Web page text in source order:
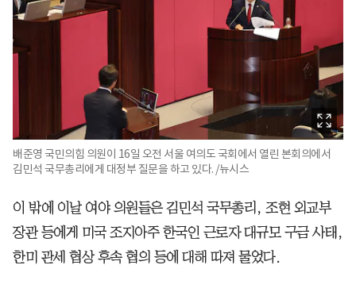
배준영 국민의힘 의원이 16일 오전 서울 여의도 국회에서 열린 본회의에서
김민석 국무총리에게 대정부 질문을 하고 있다. /뉴시스
이 밖에 이날 여야 의원들은 김민석 국무총리, 조현 외교부
장관 등에게 미국 조지아주 한국인 근로자 대규모 구금 사태,
한미 관세 협상 후속 협의 등에 대해 따져 물었다.